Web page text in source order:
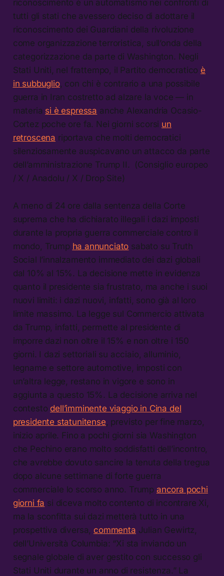
riconoscimento è un automatismo nei confronti di
tutti gli stati che avessero deciso di adottare il
riconoscimento dei Guardiani della rivoluzione
come organizzazione terroristica, sull’onda della
categorizzazione da parte di Washington. Negli
Stati Uniti, nel frattempo, il Partito democratico è
in subbuglio, con chi è contrario a una possibile
guerra in Iran costretto ad alzare la voce — in
materia si è espressa anche Alexandria Ocasio-
Cortez poche ore fa. Nei giorni scorsi un
retroscena riportava che molti democratici
silenziosamente auspicavano un attacco da parte
dell’amministrazione Trump II. (Consiglio europeo
/ X / Anadolu / X / Drop Site)
A meno di 24 ore dalla sentenza della Corte
suprema che ha dichiarato illegali i dazi imposti
durante la propria guerra commerciale contro il
mondo, Trump ha annunciato sabato su Truth
Social l’innalzamento immediato dei dazi globali
dal 10% al 15%. La decisione mette in evidenza
quanto il presidente sia frustrato, ma anche i suoi
nuovi limiti: i dazi nuovi, infatti, sono già al loro
limite massimo. La legge sul Commercio attivata
da Trump, infatti, permette al presidente di
imporre dazi non oltre il 15% e non oltre i 150
giorni. I dazi settoriali su acciaio, alluminio,
legname e settore automotive, imposti con
un’altra legge, restano in vigore e sono in
aggiunta a questo 15%. La decisione arriva nel
contesto dell’imminente viaggio in Cina del
presidente statunitense , previsto per fine marzo,
inizio aprile. Fino a pochi giorni sia Washington
che Pechino erano molto soddisfatti dell’incontro,
che avrebbe dovuto sancire la tenuta della tregua
dopo alcune settimane di forte guerra
commerciale lo scorso anno. Trump ancora pochi
giorni fa si diceva molto contento di incontrare Xi,
ma la sconfitta sui dazi metterà tutto in una
prospettiva diversa, commenta Julian Gewirtz,
dell’Università Columbia: “Xi sta inviando un
segnale globale di aver gestito con successo gli
Stati Uniti durante un anno di resistenza.” La